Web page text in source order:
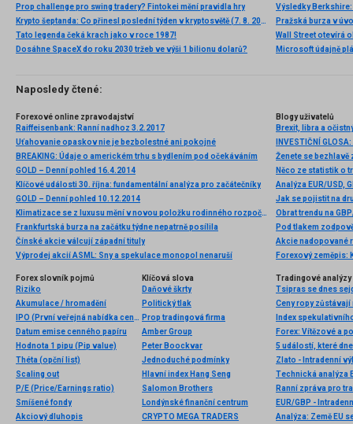
Prop challenge pro swing tradery? Fintokei mění pravidla hry
Krypto šeptanda: Co přinesl poslední týden v kryptosvětě (7. 8. 2026)
Tato legenda čeká krach jako v roce 1987!
Dosáhne SpaceX do roku 2030 tržeb ve výši 1 bilionu dolarů?
Výsledky
Pražská burza v
Wall Street otevírá
Microsoft údajně
Naposledy čtené:
Forexové online zpravodajství
Raiffeisenbank: Ranní nadhoz 3.2.2017
Uťahovanie opaskov nie je bezbolestné ani pokojné
BREAKING: Údaje o americkém trhu s bydlením pod očekáváním
GOLD – Denní pohled 16.4.2014
Klíčové události 30. října: fundamentální analýza pro začátečníky
GOLD – Denní pohled 10.12.2014
Klimatizace se z luxusu mění v novou položku rodinného rozpočtu, ale i zdroj nerovnosti. Novým fenoménem se i v ČR stává letní energetická chudoba
Frankfurtská burza na začátku týdne nepatrně posílila
Čínské akcie válcují západní tituly
Výprodej akcií ASML: Sny a spekulace monopol nenaruší
Blogy uživatelů
Brexit, libra a
Něco ze statistik o
Jak se pojistit na
Obrat trendu na
Pod tlakem
Akcie nadopované
Forexový zeměpis:
Forex slovník pojmů
Riziko
Akumulace / hromadění
IPO (První veřejná nabídka cenných papírů)
Datum emise cenného papíru
Hodnota 1 pipu (Pip value)
Théta (opční list)
Scaling out
P/E (Price/Earnings ratio)
Smíšené fondy
Akciový dluhopis
Klíčová slova
Daňové škrty
Politický tlak
Prop tradingová firma
Amber Group
Peter Boockvar
Jednoduché podmínky
Hlavní index Hang Seng
Salomon Brothers
Londýnské finanční centrum
CRYPTO MEGA TRADERS
Tradingové analýzy
Tsipras se dnes
Ceny ropy
Index
Forex: Vítězové a
5 událostí, které
Zlato - Intradenní
Technická analýza
Ranní zpráva pro
EUR/GBP -